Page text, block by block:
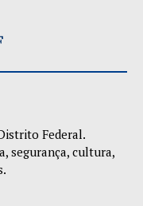
Federal.
segurança, cultura,